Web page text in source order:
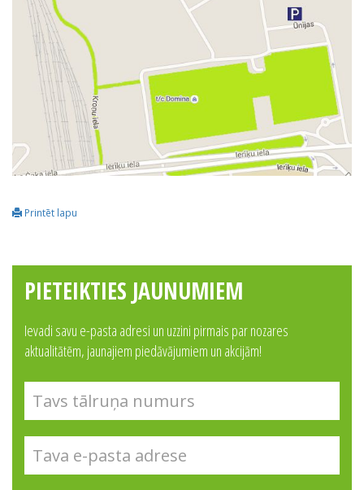
Printēt lapu
PIETEIKTIES JAUNUMIEM
Ievadi savu e-pasta adresi un uzzini pirmais par nozares
aktualitātēm, jaunajiem piedāvājumiem un akcijām!